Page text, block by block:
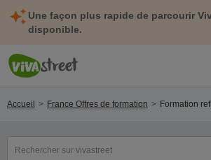
Une façon plus rapide de parcourir
disponible.
Accueil France Offres de formation Formation
diplôme